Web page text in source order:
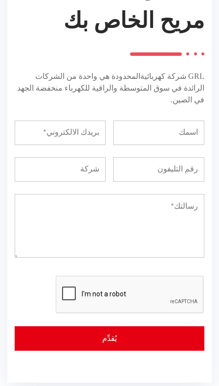
مريح الخاص بك
GRL شركة كهربائيةالمحدودة هي واحدة من الشركات
الرائدة في سوق المتوسطة والراقية للكهرباء منخفضة الجهد
في الصين.